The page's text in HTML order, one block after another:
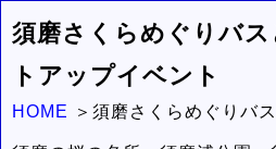
須磨さくらめぐりバス
トアップイベント
HOME 須磨さくらめぐりバス